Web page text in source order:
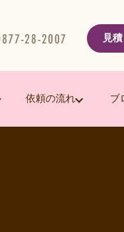
見
依頼の流れ ブ